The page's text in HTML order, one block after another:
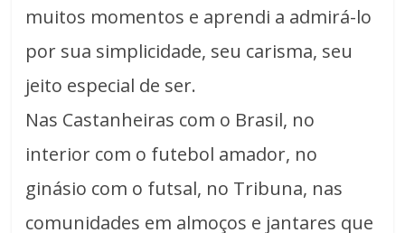
muitos momentos e aprendi a admirá-lo
por sua simplicidade, seu carisma, seu
jeito especial de ser.
Nas Castanheiras com o Brasil, no
interior com o futebol amador, no
ginásio com o futsal, no Tribuna, nas
comunidades em almoços e jantares que